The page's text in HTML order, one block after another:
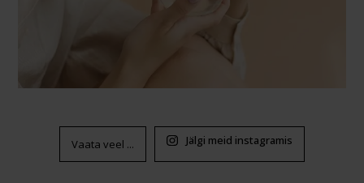
Vaata veel ... Jälgi meid instagramis